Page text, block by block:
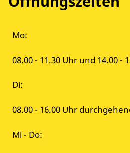
Mo:
08.00 - 11.30 Uhr und 14.00 -
Di:
08.00 - 16.00 Uhr
Mi - Do: